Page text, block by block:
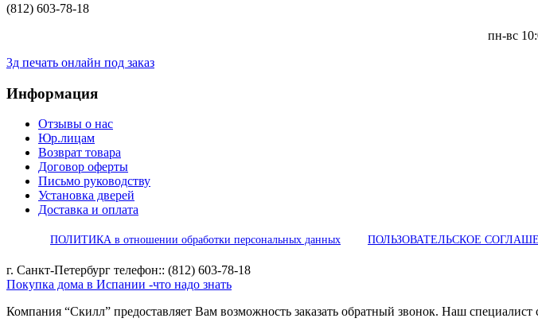
(812) 603-78-18
пн-вс
3д печать онлайн под заказ
Информация
Отзывы о нас
Юр.лицам
Возврат товара
Договор оферты
Письмо руководству
Установка дверей
Доставка и оплата
ПОЛИТИКА в отношении обработки персональных данных ПОЛЬЗОВАТЕЛЬСКОЕ
г. Санкт-Петербург телефон:: (812) 603-78-18
Покупка дома в Испании -что надо знать
Компания “Скилл” предоставляет Вам возможность заказать обратный звонок. Наш